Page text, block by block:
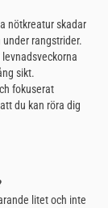
nötkreatur skadar
rangstrider.
sikt.
fokuserat
du kan röra dig
litet och inte